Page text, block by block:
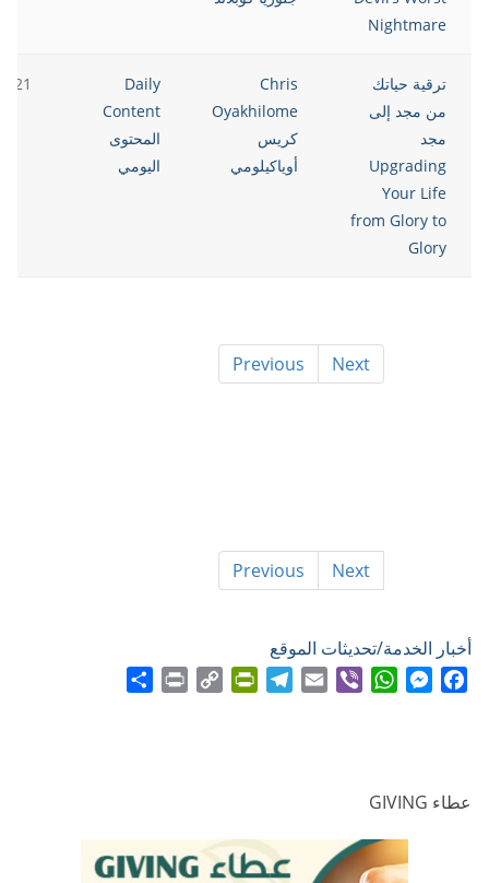
Nightmare
ترقية حياتك
من مجد إلى
مجد
Upgrading
Your Life
from Glory to
Glory
Chris
Oyakhilome
كريس
أوياكيلومي
Daily
Content
المحتوى
اليومي
Previous Next
Previous Next
أخبار الخدمة/تحديثات الموقع
عطاء GIVING